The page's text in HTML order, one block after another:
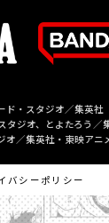
ド・スタジオ／集英社
タジオ、とよたろう／
／集英社・東映アニ
バシーポリシー